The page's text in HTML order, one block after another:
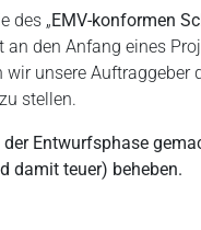
des „EMV-konformen
an den Anfang eines
unsere Auftraggeber
stellen.
der Entwurfsphase
damit teuer) beheben.